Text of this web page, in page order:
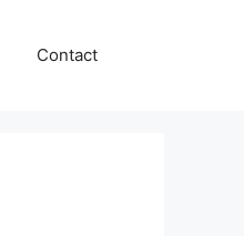
Contact